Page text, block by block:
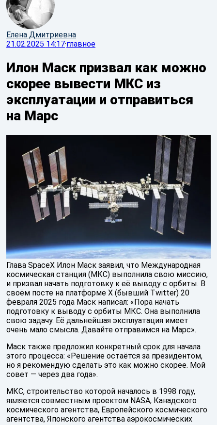
Елена Дмитриевна
21.02.2025 14:17·главное
Илон Маск призвал как можно
скорее вывести МКС из
эксплуатации и отправиться
на Марс
Глава SpaceX Илон Маск заявил, что Международная
космическая станция (МКС) выполнила свою миссию,
и призвал начать подготовку к её выводу с орбиты. В
своём посте на платформе X (бывший Twitter) 20
февраля 2025 года Маск написал: «Пора начать
подготовку к выводу с орбиты МКС. Она выполнила
свою задачу. Её дальнейшая эксплуатация имеет
очень мало смысла. Давайте отправимся на Марс».
Маск также предложил конкретный срок для начала
этого процесса: «Решение остаётся за президентом,
но я рекомендую сделать это как можно скорее. Мой
совет — через два года».
МКС, строительство которой началось в 1998 году,
является совместным проектом NASA, Канадского
космического агентства, Европейского космического
агентства, Японского агентства аэрокосмических